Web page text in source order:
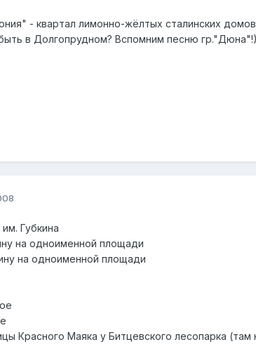
- квартал лимонно-жёлтых сталинских
в Долгопрудном? Вспомним песню гр."Дюна"!)
Губкина
на одноименной площади
на одноименной площади
Красного Маяка у Битцевского лесопарка